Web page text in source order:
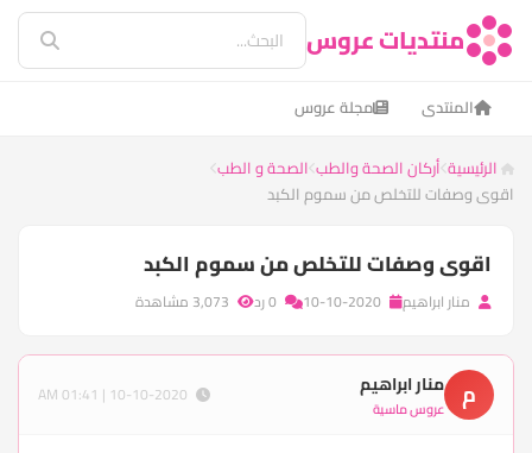
منتديات عروس
المنتدى مجلة عروس
الرئيسية أركان الصحة والطب الصحة و الطب
اقوى وصفات للتخلص من سموم الكبد
اقوى وصفات للتخلص من سموم الكبد
منار ابراهيم
م منار ابراهيم
عروس ماسية